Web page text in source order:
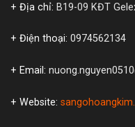
+ Địa chỉ: B19-09 KĐT
+ Điện thoại: 0974562134
+ Email:
+ Website: